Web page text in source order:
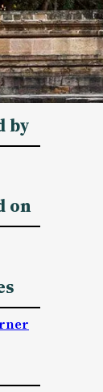
by
on